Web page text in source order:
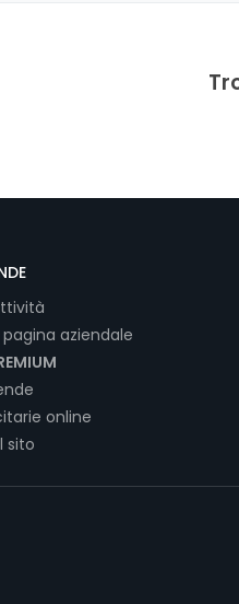
aziendale
online
sito